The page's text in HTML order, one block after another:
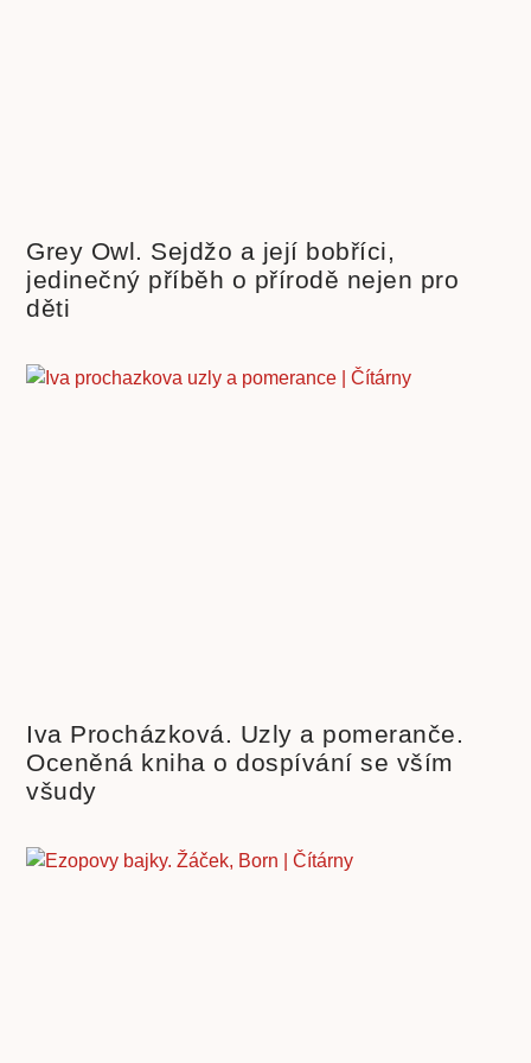
Grey Owl. Sejdžo a její bobříci,
jedinečný příběh o přírodě nejen pro
děti
Iva Procházková. Uzly a pomeranče.
Oceněná kniha o dospívání se vším
všudy